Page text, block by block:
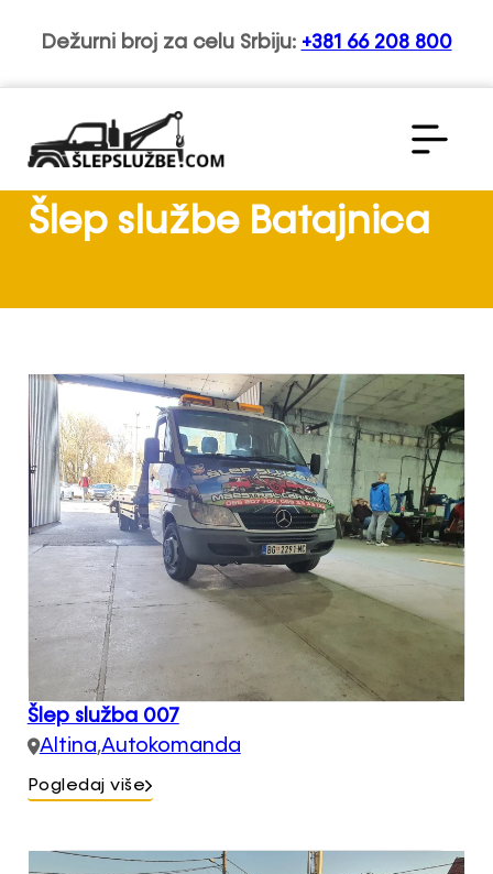
Dežurni broj za celu Srbiju: +381 66 208 800
Šlep službe Batajnica
Šlep služba 007
Altina,Autokomanda
Pogledaj više